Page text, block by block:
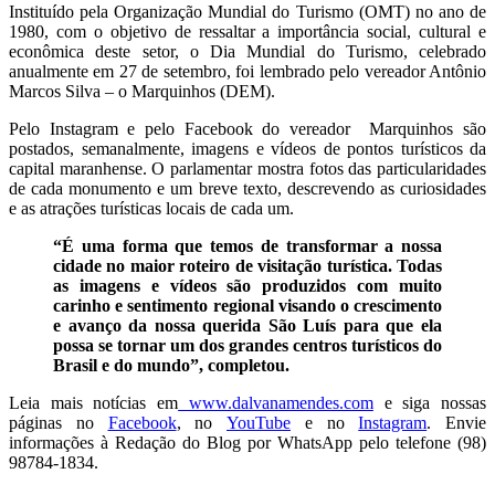
Instituído pela Organização Mundial do Turismo (OMT) no ano de
1980, com o objetivo de ressaltar a importância social, cultural e
econômica deste setor, o Dia Mundial do Turismo, celebrado
anualmente em 27 de setembro, foi lembrado pelo vereador Antônio
Marcos Silva – o Marquinhos (DEM).
Pelo Instagram e pelo Facebook do vereador Marquinhos são
postados, semanalmente, imagens e vídeos de pontos turísticos da
capital maranhense. O parlamentar mostra fotos das particularidades
de cada monumento e um breve texto, descrevendo as curiosidades
e as atrações turísticas locais de cada um.
“É uma forma que temos de transformar a nossa
cidade no maior roteiro de visitação turística. Todas
as imagens e vídeos são produzidos com muito
carinho e sentimento regional visando o crescimento
e avanço da nossa querida São Luís para que ela
possa se tornar um dos grandes centros turísticos do
Brasil e do mundo”, completou.
Leia mais notícias em www.dalvanamendes.come siga nossas
páginas no Facebook, no YouTube e noInstagram. Envie
informações à Redação do Blog por WhatsApp pelo telefone (98)
98784-1834.